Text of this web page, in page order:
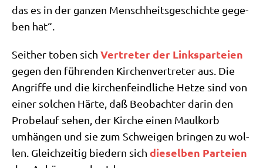
das es in der gan­zen Mensch­heits­ge­schich­te gege­
ben hat“.
Seit­her toben sich Ver­tre­ter der Links­par­tei­en
gegen den füh­ren­den Kir­chen­ver­tre­ter aus. Die
Angrif­fe und die kir­chen­feind­li­che Het­ze sind von
einer sol­chen Här­te, daß Beob­ach­ter dar­in den
Pro­be­lauf sehen, der Kir­che einen Maul­korb
umhän­gen und sie zum Schwei­gen brin­gen zu wol­
len. Gleich­zei­tig bie­dern sich die­sel­ben Par­tei­en